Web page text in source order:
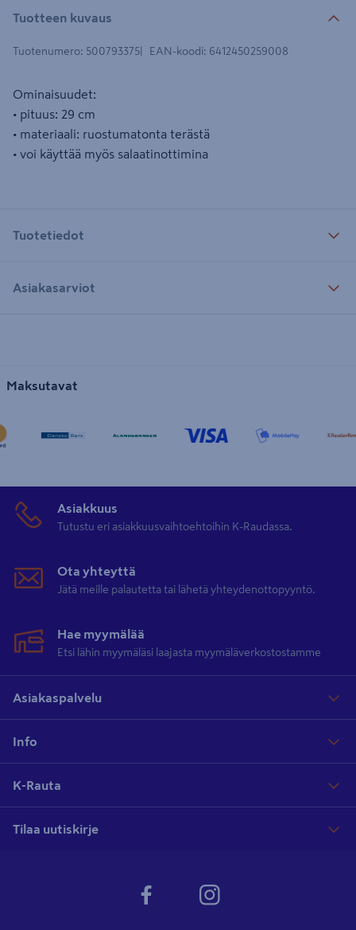
Tuotteen kuvaus
Tuotenumero: 500793375 EAN-koodi: 6412450259008
Ominaisuudet:
• pituus: 29 cm
• materiaali: ruostumatonta terästä
• voi käyttää myös salaatinottimina
Tuotetiedot
Asiakasarviot
Maksutavat
Asiakkuus
Tutustu eri asiakkuusvaihtoehtoihin K-Raudassa.
Ota yhteyttä
Jätä meille palautetta tai lähetä yhteydenottopyyntö.
Hae myymälää
Etsi lähin myymäläsi laajasta myymäläverkostostamme
Asiakaspalvelu
Info
K-Rauta
Tilaa uutiskirje